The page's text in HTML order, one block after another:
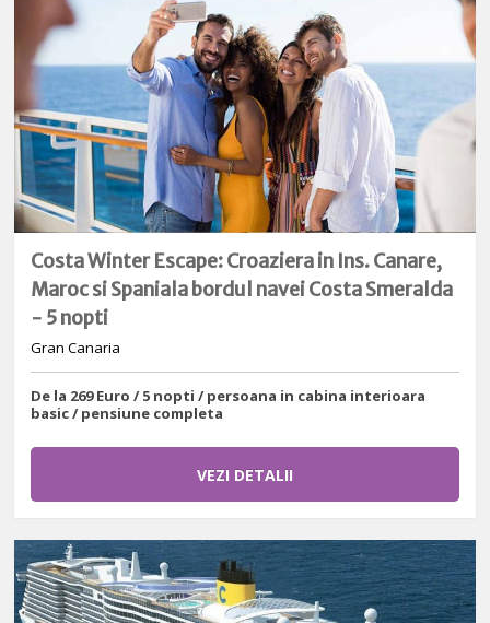
Costa Winter Escape: Croaziera in Ins. Canare,
Maroc si Spaniala bordul navei Costa Smeralda
- 5 nopti
Gran Canaria
De la 269 Euro / 5 nopti / persoana in cabina interioara
basic / pensiune completa
VEZI DETALII